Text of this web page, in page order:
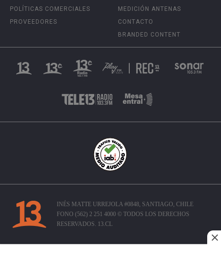
POLÍTICAS COMERCIALES
PROVEEDORES
MEDICIÓN ANTENAS
CONTACTO
BRANDED CONTENT
INÉS MATTE URREJOLA #0848, SANTIAGO, CHILE
FONO (562) 2 251 4000 © TODOS LOS DERECHOS
RESERVADOS. 13.CL